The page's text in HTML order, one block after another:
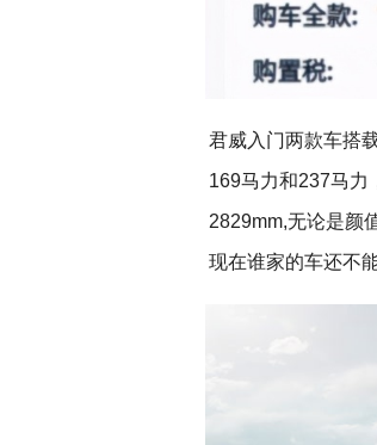
君威入门两款车搭
169马力和237马力
2829mm,无论是颜
现在谁家的车还不